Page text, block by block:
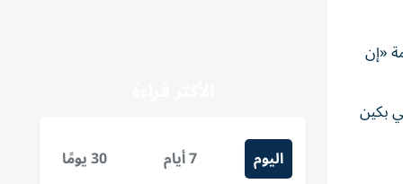
«إن
بكين
اليوم 7 أيام 30 يومًا